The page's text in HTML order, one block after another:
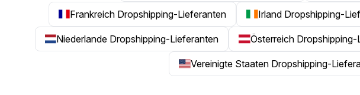
Frankreich Dropshipping-Lieferanten Irland Dropshipping-
Niederlande Dropshipping-Lieferanten Österreich
Vereinigte Staaten Dropshipping-